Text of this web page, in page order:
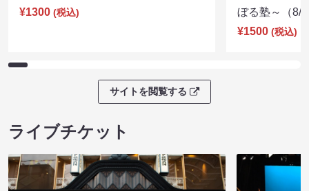
¥1300 (税込)
ぼる塾～（
¥1500 (税込)
サイトを閲覧する
ライブチケット